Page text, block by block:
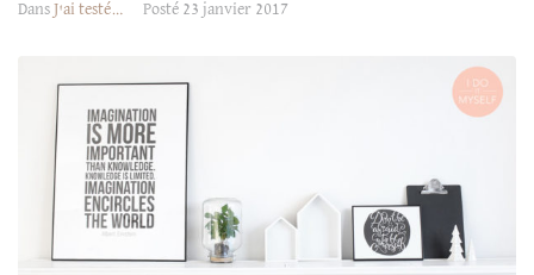
Dans J'ai testé… Posté 23 janvier 2017